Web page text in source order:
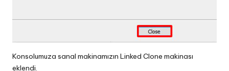
Konsolumuza sanal makinamızın Linked Clone makinası
eklendi.